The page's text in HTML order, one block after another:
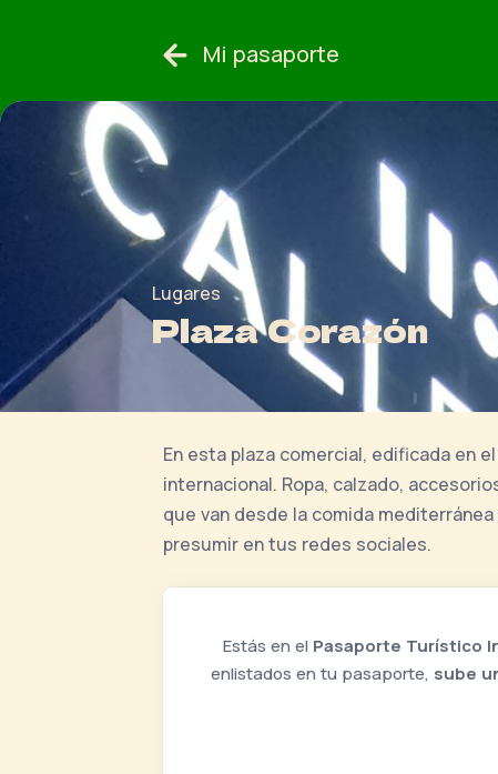
Mi pasaporte
Lugares
Plaza Corazón
En esta plaza comercial, edificada en
internacional. Ropa, calzado,
que van desde la comida
presumir en tus redes sociales.
Estás en el Pasaporte Turístico
enlistados en tu pasaporte, sube